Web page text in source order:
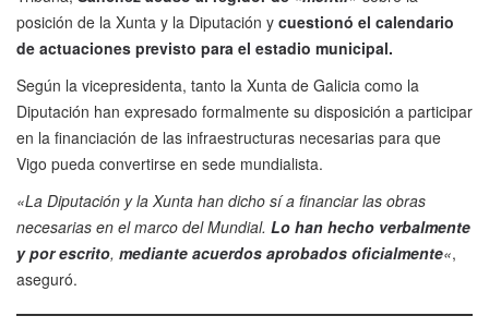
posición de la Xunta y la Diputación y cuestionó el calendario
de actuaciones previsto para el estadio municipal.
Según la vicepresidenta, tanto la Xunta de Galicia como la
Diputación han expresado formalmente su disposición a participar
en la financiación de las infraestructuras necesarias para que
Vigo pueda convertirse en sede mundialista.
«La Diputación y la Xunta han dicho sí a financiar las obras
necesarias en el marco del Mundial. Lo han hecho verbalmente
y por escrito, mediante acuerdos aprobados oficialmente«,
aseguró.